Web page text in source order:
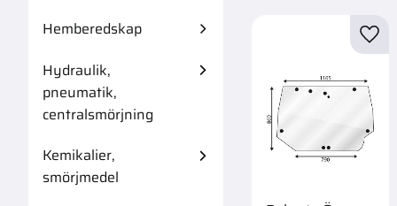
Hemberedskap
Hydraulik,
pneumatik,
centralsmörjning
Kemikalier,
smörjmedel